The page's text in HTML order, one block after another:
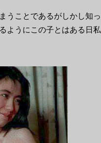
うことであるがしかし知っ
ようにこの子とはある日私